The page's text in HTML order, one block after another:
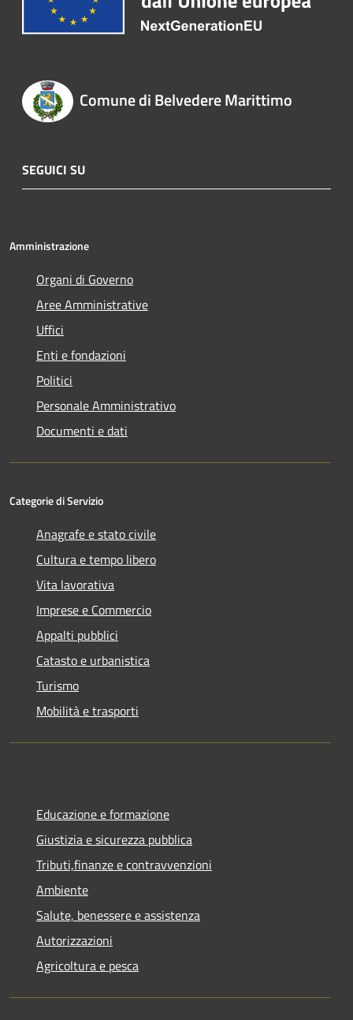
Comune di Belvedere Marittimo
SEGUICI SU
Amministrazione
Organi di Governo
Aree Amministrative
Uffici
Enti e fondazioni
Politici
Personale Amministrativo
Documenti e dati
Categorie di Servizio
Anagrafe e stato civile
Cultura e tempo libero
Vita lavorativa
Imprese e Commercio
Appalti pubblici
Catasto e urbanistica
Turismo
Mobilità e trasporti
Educazione e formazione
Giustizia e sicurezza pubblica
Tributi,finanze e contravvenzioni
Ambiente
Salute, benessere e assistenza
Autorizzazioni
Agricoltura e pesca